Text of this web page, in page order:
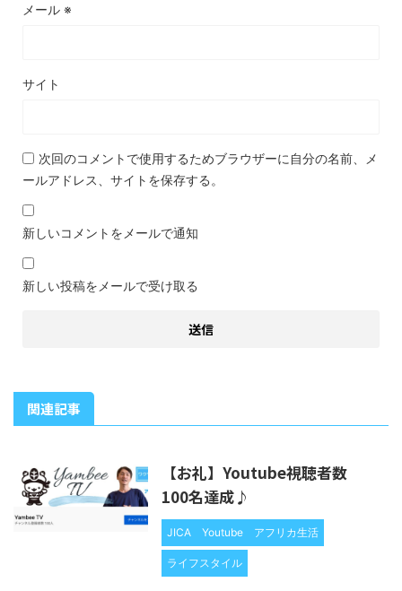
メール ※
サイト
次回のコメントで使用するためブラウザーに自分の名前、メ
ールアドレス、サイトを保存する。
新しいコメントをメールで通知
新しい投稿をメールで受け取る
関連記事
【お礼】Youtube視聴者数
100名達成♪
JICA Youtube アフリカ生活
ライフスタイル